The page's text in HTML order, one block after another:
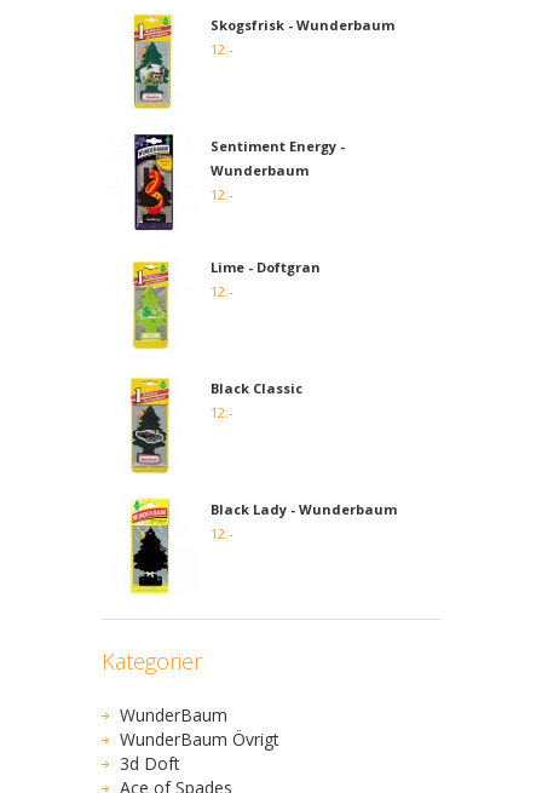
Skogsfrisk - Wunderbaum
12:-
Sentiment Energy -
Wunderbaum
12:-
Lime - Doftgran
12:-
Black Classic
12:-
Black Lady - Wunderbaum
12:-
Kategorier
WunderBaum
WunderBaum Övrigt
3d Doft
Ace of Spades